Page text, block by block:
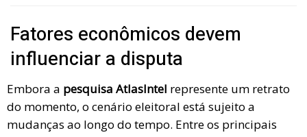
Fatores econômicos devem
influenciar a disputa
Embora a pesquisa AtlasIntel represente um retrato
do momento, o cenário eleitoral está sujeito a
mudanças ao longo do tempo. Entre os principais